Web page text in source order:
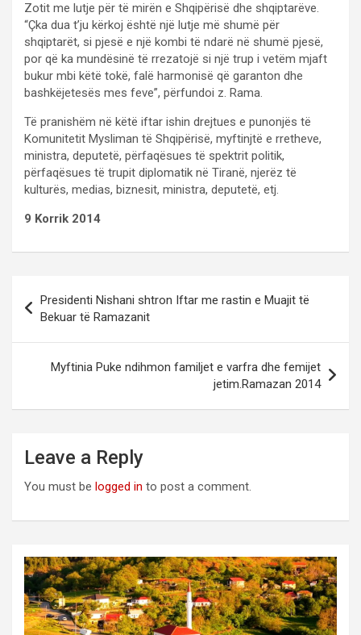
Zotit me lutje për të mirën e Shqipërisë dhe shqiptarëve.
“Çka dua t’ju kërkoj është një lutje më shumë për
shqiptarët, si pjesë e një kombi të ndarë në shumë pjesë,
por që ka mundësinë të rrezatojë si një trup i vetëm mjaft
bukur mbi këtë tokë, falë harmonisë që garanton dhe
bashkëjetesës mes feve”, përfundoi z. Rama.
Të pranishëm në këtë iftar ishin drejtues e punonjës të
Komunitetit Mysliman të Shqipërisë, myftinjtë e rretheve,
ministra, deputetë, përfaqësues të spektrit politik,
përfaqësues të trupit diplomatik në Tiranë, njerëz të
kulturës, medias, biznesit, ministra, deputetë, etj.
9 Korrik 2014
navigation
Presidenti Nishani shtron Iftar me rastin e Muajit të
Bekuar të Ramazanit
Myftinia Puke ndihmon familjet e varfra dhe femijet
jetim.Ramazan 2014
Leave a Reply
You must be logged in to post a comment.